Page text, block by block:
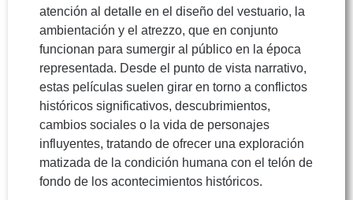
atención al detalle en el diseño del vestuario, la
ambientación y el atrezzo, que en conjunto
funcionan para sumergir al público en la época
representada. Desde el punto de vista narrativo,
estas películas suelen girar en torno a conflictos
históricos significativos, descubrimientos,
cambios sociales o la vida de personajes
influyentes, tratando de ofrecer una exploración
matizada de la condición humana con el telón de
fondo de los acontecimientos históricos.